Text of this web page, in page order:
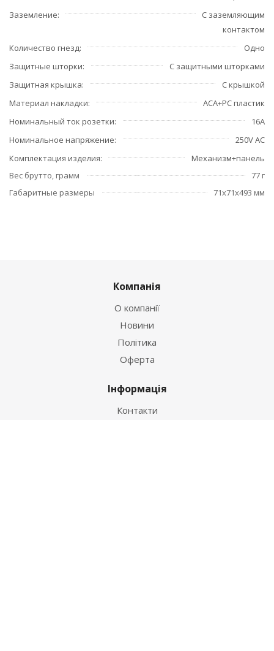
Заземление
С заземляющим
контактом
Количество гнезд
Одно
Защитные шторки
С защитными шторками
Защитная крышка
С крышкой
Материал накладки
ACA+PC пластик
Номинальный ток розетки
16А
Номинальное напряжение
250V AC
Комплектация изделия
Механизм+панель
Вес брутто, грамм
77 г
Габаритные размеры
71x71x493 мм
Компанія
О компанії
Новини
Політика
Оферта
Інформація
Контакти